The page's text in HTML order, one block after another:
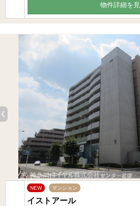
物件詳細を
NEW マンション
イストアール